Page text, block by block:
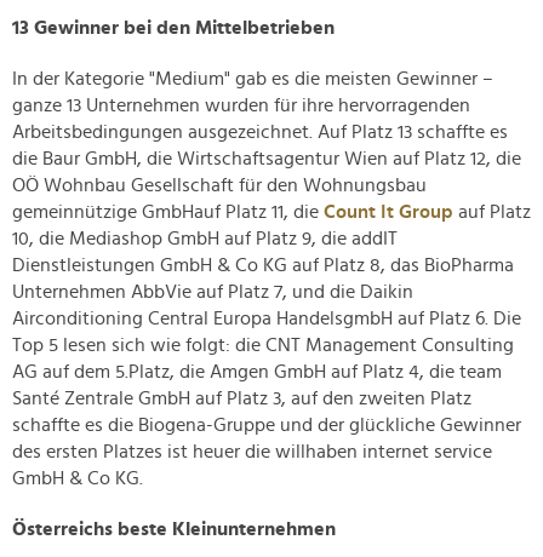
13 Gewinner bei den Mittelbetrieben
In der Kategorie "Medium" gab es die meisten Gewinner –
ganze 13 Unternehmen wurden für ihre hervorragenden
Arbeitsbedingungen ausgezeichnet. Auf Platz 13 schaffte es
die Baur GmbH, die Wirtschaftsagentur Wien auf Platz 12, die
OÖ Wohnbau Gesellschaft für den Wohnungsbau
gemeinnützige GmbHauf Platz 11, die Count It Group auf Platz
10, die Mediashop GmbH auf Platz 9, die addIT
Dienstleistungen GmbH & Co KG auf Platz 8, das BioPharma
Unternehmen AbbVie auf Platz 7, und die Daikin
Airconditioning Central Europa HandelsgmbH auf Platz 6. Die
Top 5 lesen sich wie folgt: die CNT Management Consulting
AG auf dem 5.Platz, die Amgen GmbH auf Platz 4, die team
Santé Zentrale GmbH auf Platz 3, auf den zweiten Platz
schaffte es die Biogena-Gruppe und der glückliche Gewinner
des ersten Platzes ist heuer die willhaben internet service
GmbH & Co KG.
Österreichs beste Kleinunternehmen